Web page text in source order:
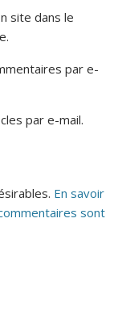
site dans le
par e-
par e-mail.
En savoir
sont